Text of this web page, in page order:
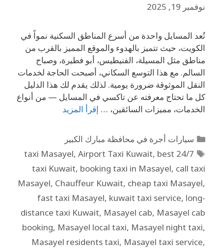
نوفمبر 19, 2025
تُعد المسايل واحدة من أسرع المناطق السكنية نمواً في
الكويت، حيث تتميز بالهدوء والموقع المميز بالقرب من
مناطق مثل المسيلة، الفنيطيس، أبو فطيرة، وصباح
السالم. مع هذا التوسع السكاني، أصبحت الحاجة لخدمات
النقل الموثوقة ضرورة يومية. لذلك يقدم لك هذا الدليل
كل ما تحتاج معرفته عن تاكسي في المسايل — من أنواع
الخدمات، مميزات السائقين، … إقرأ المزيد
سيارات أجرة في محافظة مبارك الكبير
24/7 taxi Masayel
, Airport Taxi Kuwait, best
taxi Kuwait, booking taxi in Masayel, call taxi
Masayel, Chauffeur Kuwait, cheap taxi Masayel,
fast taxi Masayel, kuwait taxi service, long-
distance taxi Kuwait, Masayel cab, Masayel cab
booking, Masayel local taxi, Masayel night taxi,
Masayel residents taxi, Masayel taxi service,